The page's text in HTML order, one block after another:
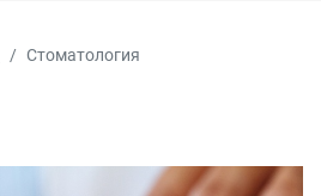
Стоматология